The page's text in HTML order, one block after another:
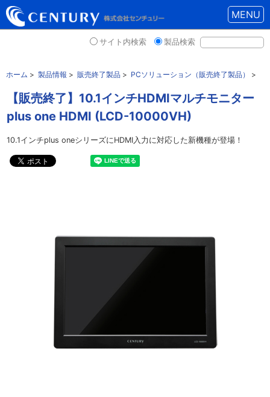
MENU
サイト内検索 製品検索
ホーム > 製品情報 > 販売終了製品 > PCソリューション（販売終了製品） >
【販売終了】10.1インチHDMIマルチモニター
plus one HDMI (LCD-10000VH)
10.1インチplus oneシリーズにHDMI入力に対応した新機種が登場！